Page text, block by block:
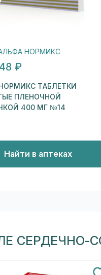
АЛЬФА НОРМИКС
₽
ТАБЛЕТКИ
ПЛЕНОЧНОЙ
400 МГ №14
Найти в аптеках
СЕРДЕЧНО-